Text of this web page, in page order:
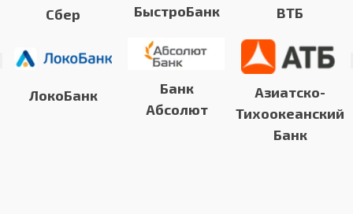
Сбер
ЛокоБанк
БыстроБанк
Банк
Абсолют
ВТБ
Азиатско-
Тихоокеанский
Банк